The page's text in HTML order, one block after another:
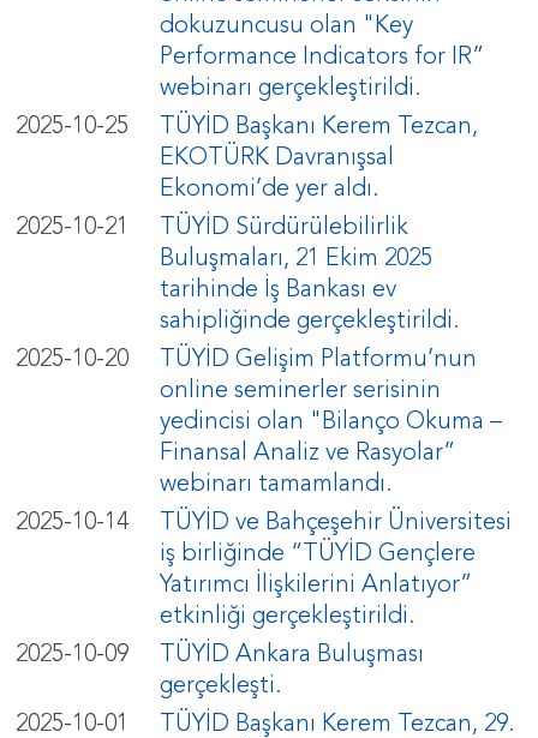
dokuzuncusu olan "Key
Performance Indicators for IR”
webinarı gerçekleştirildi.
2025-10-25
TÜYİD Başkanı Kerem Tezcan,
EKOTÜRK Davranışsal
Ekonomi’de yer aldı.
2025-10-21
TÜYİD Sürdürülebilirlik
Buluşmaları, 21 Ekim 2025
tarihinde İş Bankası ev
sahipliğinde gerçekleştirildi.
2025-10-20
TÜYİD Gelişim Platformu’nun
online seminerler serisinin
yedincisi olan "Bilanço Okuma –
Finansal Analiz ve Rasyolar”
webinarı tamamlandı.
2025-10-14
TÜYİD ve Bahçeşehir Üniversitesi
iş birliğinde “TÜYİD Gençlere
Yatırımcı İlişkilerini Anlatıyor”
etkinliği gerçekleştirildi.
2025-10-09
TÜYİD Ankara Buluşması
gerçekleşti.
2025-10-01
TÜYİD Başkanı Kerem Tezcan, 29.